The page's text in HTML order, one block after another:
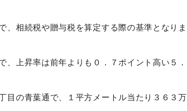
相続税や贈与税を算定する際の基準となりま
上昇率は前年よりも０．７ポイント高い５．
の青葉通で、１平方メートル当たり３６３万